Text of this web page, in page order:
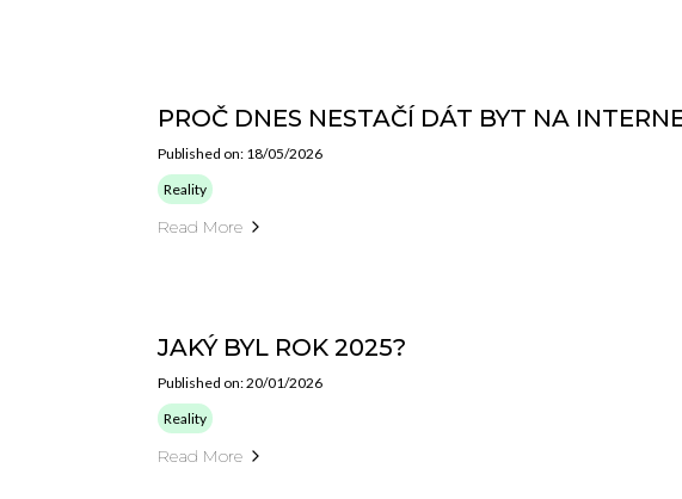
PROČ DNES NESTAČÍ DÁT BYT NA
Published on: 18/05/2026
Reality
Read More
JAKÝ BYL ROK 2025?
Published on: 20/01/2026
Reality
Read More